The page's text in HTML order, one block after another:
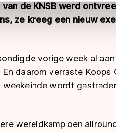
de KNSB werd
ze kreeg een nieuw
vorige week al
daarom verraste Koops
wordt
wereldkampioen